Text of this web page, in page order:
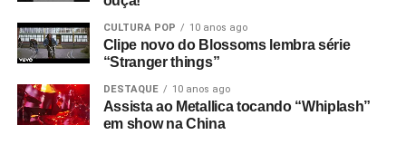
CULTURA POP 10 anos ago
Clipe novo do Blossoms lembra série
“Stranger things”
DESTAQUE 10 anos ago
Assista ao Metallica tocando “Whiplash”
em show na China